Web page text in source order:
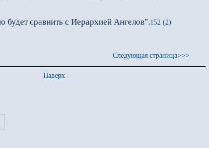
сравнить с Иерархией Ангелов".152 (2)
Следующая страница>>>
Наверх